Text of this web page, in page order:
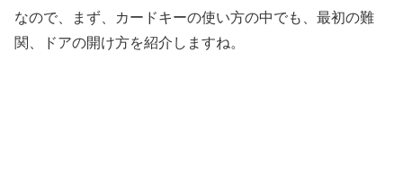
なので、まず、カードキーの使い方の中でも、最初の難
関、ドアの開け方を紹介しますね。